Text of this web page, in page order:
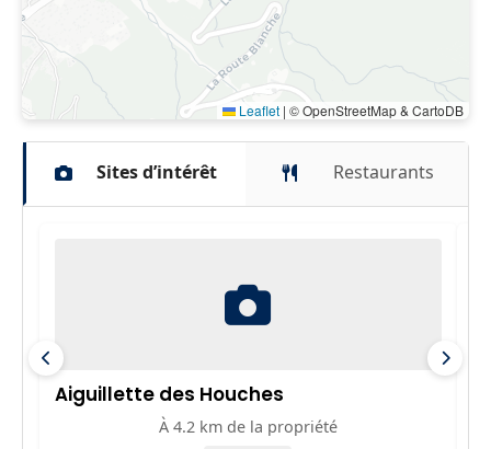
Leaflet | © OpenStreetMap & CartoDB
Sites d’intérêt Restaurants
Aiguillette des Houches
À 4.2 km de la propriété